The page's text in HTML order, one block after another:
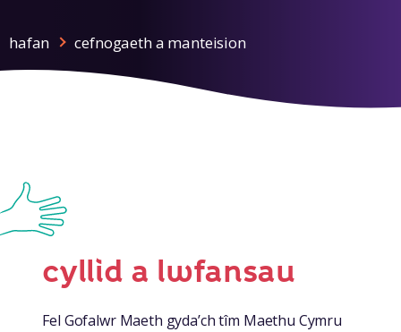
hafan cefnogaeth a manteision
cyllid a lwfansau
Fel Gofalwr Maeth gyda’ch tîm Maethu Cymru